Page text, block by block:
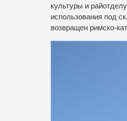
культуры и
использования под
возвращен римско-